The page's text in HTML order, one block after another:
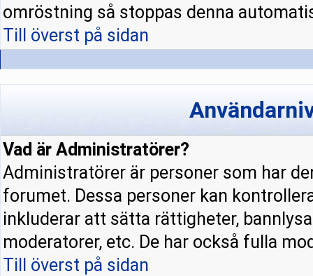
omröstning så stoppas denna
Till överst på sidan
Vad är Administratörer?
Administratörer är personer som har
forumet. Dessa personer kan
inkluderar att sätta rättigheter,
moderatorer, etc. De har också fulla
Till överst på sidan